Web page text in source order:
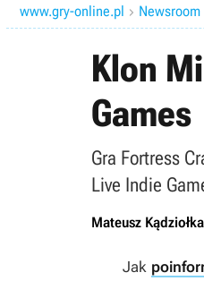
www.gry-online.pl  Newsroom
Klon
Games
Gra Fortress
Live Indie
Mateusz Kądziołka
Jak